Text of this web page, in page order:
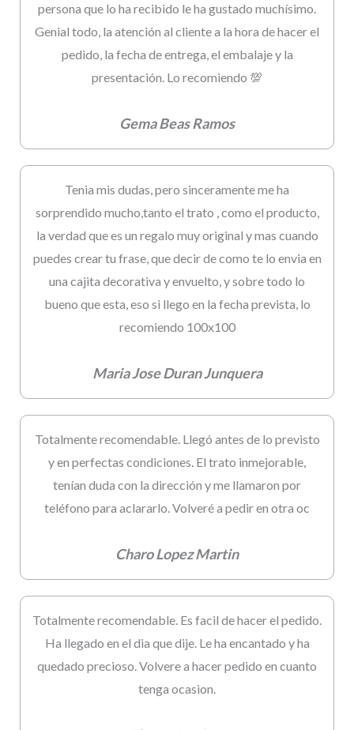
persona que lo ha recibido le ha gustado muchísimo.
Genial todo, la atención al cliente a la hora de hacer el
pedido, la fecha de entrega, el embalaje y la
presentación. Lo recomiendo 💯
Gema Beas Ramos
Tenia mis dudas, pero sinceramente me ha
sorprendido mucho,tanto el trato , como el producto,
la verdad que es un regalo muy original y mas cuando
puedes crear tu frase, que decir de como te lo envia en
una cajita decorativa y envuelto, y sobre todo lo
bueno que esta, eso si llego en la fecha prevista, lo
recomiendo 100x100
Maria Jose Duran Junquera
Totalmente recomendable. Llegó antes de lo previsto
y en perfectas condiciones. El trato inmejorable,
tenían duda con la dirección y me llamaron por
teléfono para aclararlo. Volveré a pedir en otra oc
Charo Lopez Martin
Totalmente recomendable. Es facil de hacer el pedido.
Ha llegado en el dia que dije. Le ha encantado y ha
quedado precioso. Volvere a hacer pedido en cuanto
tenga ocasion.